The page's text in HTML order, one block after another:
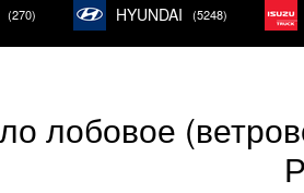
(270) HYUNDAI (5248)
лобовое